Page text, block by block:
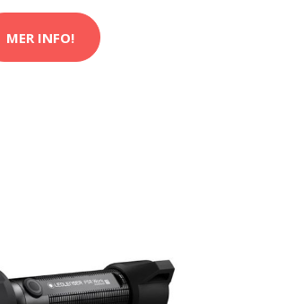
MER INFO!